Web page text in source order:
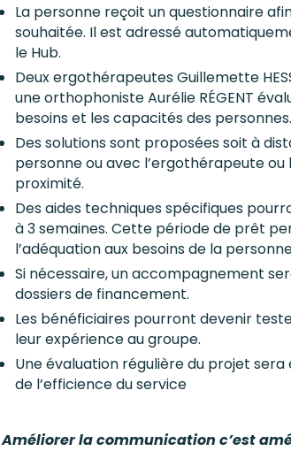
La personne reçoit un questionnaire
souhaitée. Il est adressé
le Hub.
Deux ergothérapeutes Guillemette
une orthophoniste Aurélie RÉGENT
besoins et les capacités des personnes.
Des solutions sont proposées soit à
personne ou avec l’ergothérapeute ou
proximité.
Des aides techniques spécifiques
à 3 semaines. Cette période de prêt
l’adéquation aux besoins de la
Si nécessaire, un accompagnement
dossiers de financement.
Les bénéficiaires pourront devenir
leur expérience au groupe.
Une évaluation régulière du projet sera
de l’efficience du service
Améliorer la communication c’est